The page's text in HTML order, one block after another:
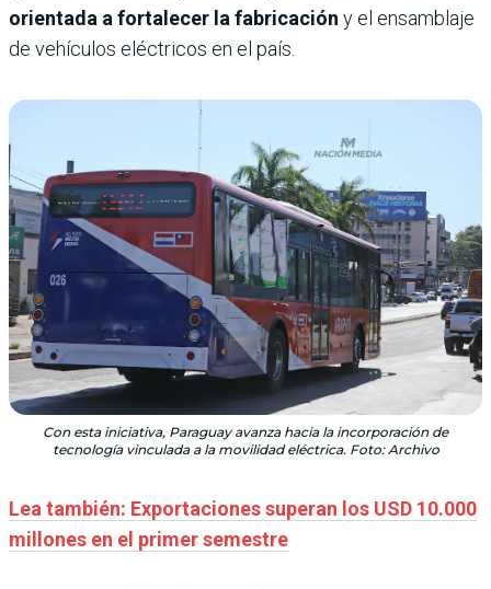
orientada a fortalecer la fabricación y el ensamblaje
de vehículos eléctricos en el país.
Con esta iniciativa, Paraguay avanza hacia la incorporación de
tecnología vinculada a la movilidad eléctrica. Foto: Archivo
Lea también: Exportaciones superan los USD 10.000
millones en el primer semestre